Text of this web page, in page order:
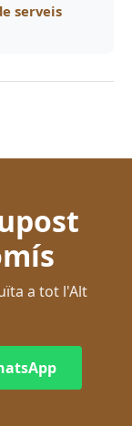
serveis
a tot l'Alt